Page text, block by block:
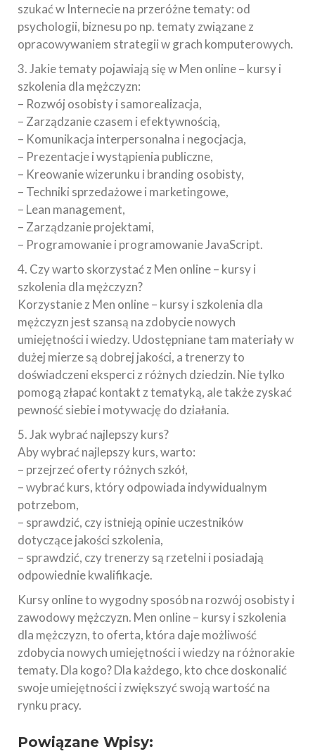
szukać w Internecie na przeróżne tematy: od
psychologii, biznesu po np. tematy związane z
opracowywaniem strategii w grach komputerowych.
3. Jakie tematy pojawiają się w Men online – kursy i
szkolenia dla mężczyzn:
– Rozwój osobisty i samorealizacja,
– Zarządzanie czasem i efektywnością,
– Komunikacja interpersonalna i negocjacja,
– Prezentacje i wystąpienia publiczne,
– Kreowanie wizerunku i branding osobisty,
– Techniki sprzedażowe i marketingowe,
– Lean management,
– Zarządzanie projektami,
– Programowanie i programowanie JavaScript.
4. Czy warto skorzystać z Men online – kursy i
szkolenia dla mężczyzn?
Korzystanie z Men online – kursy i szkolenia dla
mężczyzn jest szansą na zdobycie nowych
umiejętności i wiedzy. Udostępniane tam materiały w
dużej mierze są dobrej jakości, a trenerzy to
doświadczeni eksperci z różnych dziedzin. Nie tylko
pomogą złapać kontakt z tematyką, ale także zyskać
pewność siebie i motywację do działania.
5. Jak wybrać najlepszy kurs?
Aby wybrać najlepszy kurs, warto:
– przejrzeć oferty różnych szkół,
– wybrać kurs, który odpowiada indywidualnym
potrzebom,
– sprawdzić, czy istnieją opinie uczestników
dotyczące jakości szkolenia,
– sprawdzić, czy trenerzy są rzetelni i posiadają
odpowiednie kwalifikacje.
Kursy online to wygodny sposób na rozwój osobisty i
zawodowy mężczyzn. Men online – kursy i szkolenia
dla mężczyzn, to oferta, która daje możliwość
zdobycia nowych umiejętności i wiedzy na różnorakie
tematy. Dla kogo? Dla każdego, kto chce doskonalić
swoje umiejętności i zwiększyć swoją wartość na
rynku pracy.
Powiązane Wpisy: